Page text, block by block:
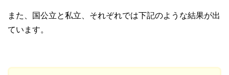
また、国公立と私立、それぞれでは下記のような結果が出
ています。